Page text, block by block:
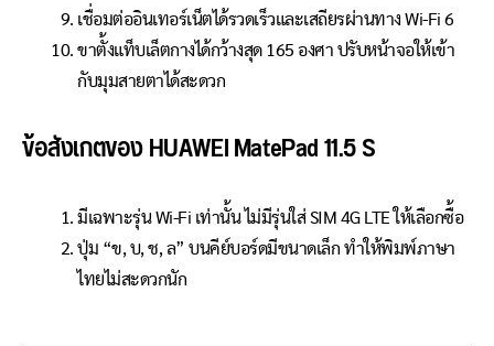
เชื่อมต่ออินเทอร์เน็ตได้รวดเร็วและเสถียรผ่านทาง Wi-Fi 6
ขาตั้งแท็บเล็ตกางได้กว้างสุด 165 องศา ปรับหน้าจอให้เข้า
กับมุมสายตาได้สะดวก
ข้อสังเกตของ HUAWEI MatePad 11.5 S
มีเฉพาะรุ่น Wi-Fi เท่านั้น ไม่มีรุ่นใส่ SIM 4G LTE ให้เลือกซื้อ
ปุ่ม “ข, บ, ช, ล” บนคีย์บอร์ดมีขนาดเล็ก ทำให้พิมพ์ภาษา
ไทยไม่สะดวกนัก